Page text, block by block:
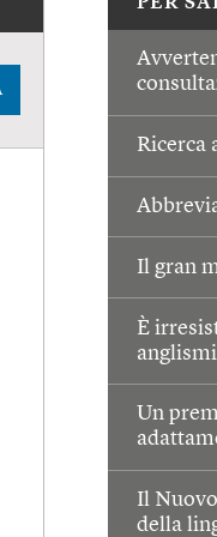
Ricerca
Il gran
È
Un
Il
della